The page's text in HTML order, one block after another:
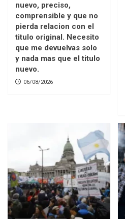
nuevo, preciso,
comprensible y que no
pierda relacion con el
titulo original. Necesito
que me devuelvas solo
y nada mas que el titulo
nuevo.
06/08/2026